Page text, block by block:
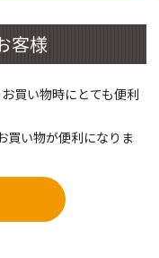
客様
買い物時にとても便利
買い物が便利になりま